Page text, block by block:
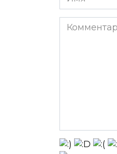
*
Комментарий